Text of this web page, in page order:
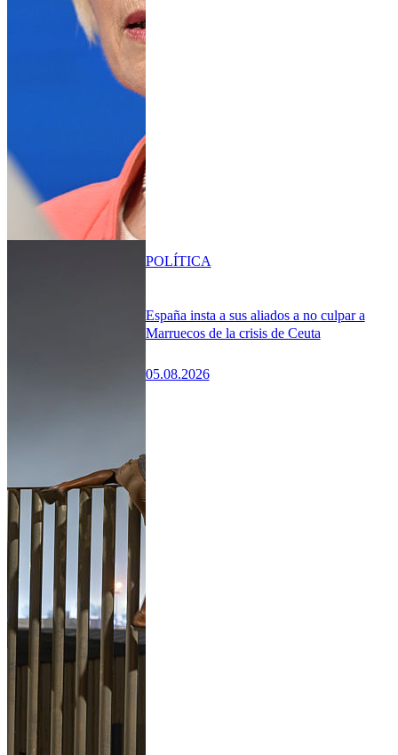
España insta a sus aliados a no culpar a
Marruecos de la crisis de Ceuta
05.08.2026
POLÍTICA